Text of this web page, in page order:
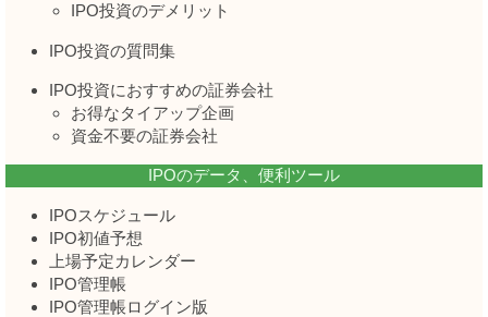
IPO投資のデメリット
IPO投資の質問集
IPO投資におすすめの証券会社
お得なタイアップ企画
資金不要の証券会社
IPOのデータ、便利ツール
IPOスケジュール
IPO初値予想
上場予定カレンダー
IPO管理帳
IPO管理帳ログイン版